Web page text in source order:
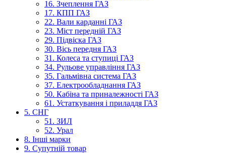
16. Зчеплення ГАЗ
17. КПП ГАЗ
22. Вали карданні ГАЗ
23. Міст передній ГАЗ
29. Підвіска ГАЗ
30. Вісь передня ГАЗ
31. Колеса та ступиці ГАЗ
34. Рульове управління ГАЗ
35. Гальмівна система ГАЗ
37. Електрообладнання ГАЗ
50. Кабіна та приналежності ГАЗ
61. Устаткування і приладдя ГАЗ
5. СНГ
51. ЗИЛ
52. Урал
8. Інші марки
9. Супутній товар